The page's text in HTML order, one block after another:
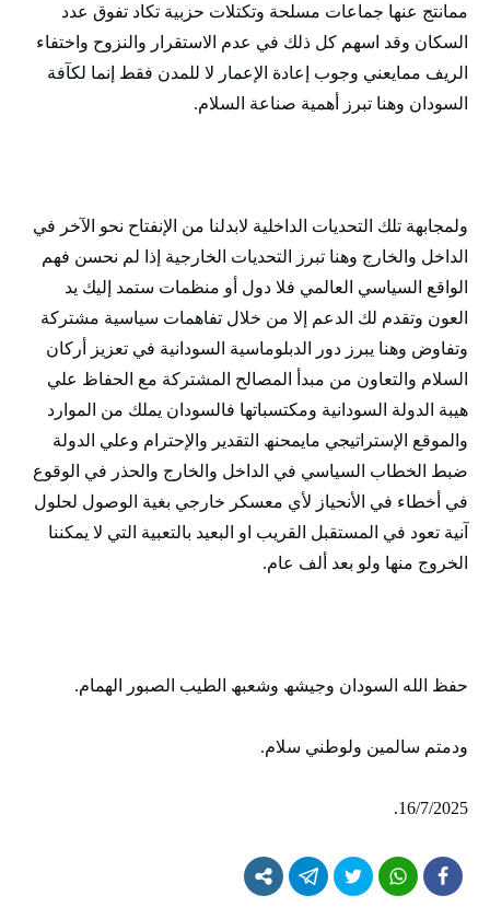
ممانتج عنھا جماعات مسلحة وتكتلات حزبية تكاد تفوق عدد
السكان وقد اسھم كل ذلك في عدم الاستقرار والنزوح واختفاء
الريف ممايعني وجوب إعادة الإعمار لا للمدن فقط إنما لكآفة
السودان وھنا تبرز أھمية صناعة السلام.
ولمجابھة تلك التحديات الداخلية لابدلنا من الإنفتاح نحو الآخر في
الداخل والخارج وھنا تبرز التحديات الخارجية إذا لم نحسن فھم
الواقع السياسي العالمي فلا دول أو منظمات ستمد إليك يد
العون وتقدم لك الدعم إلا من خلال تفاھمات سياسية مشتركة
وتفاوض وھنا يبرز دور الدبلوماسية السودانية في تعزيز أركان
السلام والتعاون من مبدأ المصالح المشتركة مع الحفاظ علي
ھيبة الدولة السودانية ومكتسباتھا فالسودان يملك من الموارد
والموقع الإستراتيجي مايمحنھ التقدير والإحترام وعلي الدولة
ضبط الخطاب السياسي في الداخل والخارج والحذر في الوقوع
في أخطاء في الأنحياز لأي معسكر خارجي بغية الوصول لحلول
آنية تعود في المستقبل القريب او البعيد بالتعبية التي لا يمكننا
الخروج منھا ولو بعد ألف عام.
حفظ الله السودان وجيشھ وشعبھ الطيب الصبور الھمام.
ودمتم سالمين ولوطني سلام.
16/7/2025.